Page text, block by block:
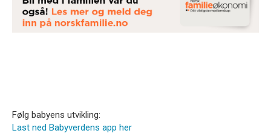
Følg babyens utvikling:
Last ned Babyverdens app her